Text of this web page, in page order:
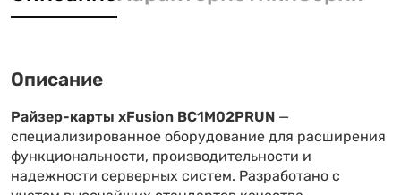
Описание
Райзер-карты xFusion BC1M02PRUN —
специализированное оборудование для расширения
функциональности, производительности и
надежности серверных систем. Разработано с